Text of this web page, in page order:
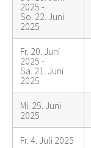
2025 -
So. 22. Juni
2025
Fr. 20. Juni
2025 -
Sa. 21. Juni
2025
Mi. 25. Juni
2025
Fr. 4. Juli 2025